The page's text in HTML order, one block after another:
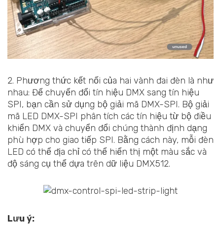
2. Phương thức kết nối của hai vành đai đèn là như
nhau: Để chuyển đổi tín hiệu DMX sang tín hiệu
SPI, bạn cần sử dụng bộ giải mã DMX-SPI. Bộ giải
mã LED DMX-SPI phân tích các tín hiệu từ bộ điều
khiển DMX và chuyển đổi chúng thành định dạng
phù hợp cho giao tiếp SPI. Bằng cách này, mỗi đèn
LED có thể địa chỉ có thể hiển thị một màu sắc và
độ sáng cụ thể dựa trên dữ liệu DMX512.
Lưu ý: